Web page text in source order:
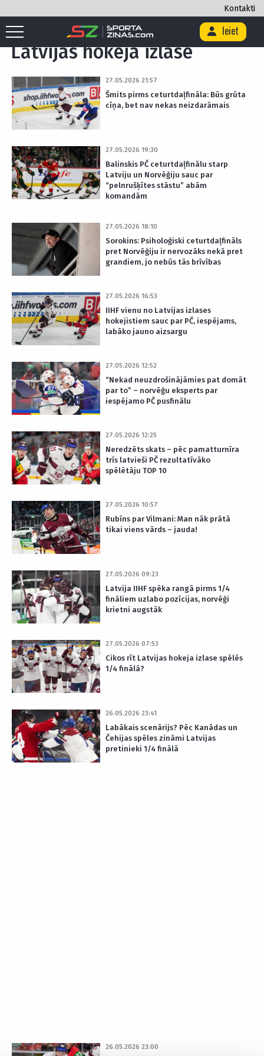
Kontakti
Ieiet
Sākums Latvijas hokeja izlase / Lapa 3
Latvijas hokeja izlase
27.05.2026 21:57
Šmits pirms ceturtdaļfināla: Būs grūta
cīņa, bet nav nekas neizdarāmais
27.05.2026 19:30
Balinskis PČ ceturtdaļfinālu starp
Latviju un Norvēģiju sauc par
“pelnrušķītes stāstu” abām
komandām
27.05.2026 18:10
Sorokins: Psiholoģiski ceturtdaļfināls
pret Norvēģiju ir nervozāks nekā pret
grandiem, jo nebūs tās brīvības
27.05.2026 16:53
IIHF vienu no Latvijas izlases
hokejistiem sauc par PČ, iespējams,
labāko jauno aizsargu
27.05.2026 12:52
“Nekad neuzdrošinājāmies pat domāt
par to” – norvēģu eksperts par
iespējamo PČ pusfinālu
27.05.2026 12:25
Neredzēts skats – pēc pamatturnīra
trīs latvieši PČ rezultatīvāko
spēlētāju TOP 10
27.05.2026 10:57
Rubīns par Vilmani: Man nāk prātā
tikai viens vārds – jauda!
27.05.2026 09:23
Latvija IIHF spēka rangā pirms 1/4
fināliem uzlabo pozīcijas, norvēģi
krietni augstāk
27.05.2026 07:53
Cikos rīt Latvijas hokeja izlase spēlēs
1/4 finālā?
26.05.2026 23:41
Labākais scenārijs? Pēc Kanādas un
Čehijas spēles zināmi Latvijas
pretinieki 1/4 finālā
26.05.2026 23:00